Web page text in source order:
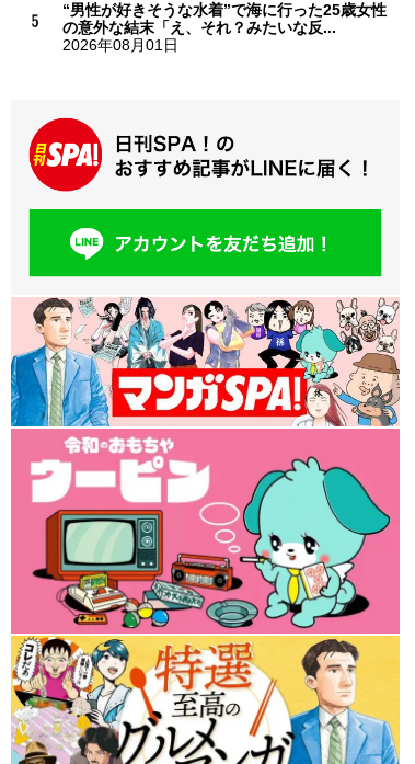
“男性が好きそうな水着”で海に行った25歳女性
の意外な結末「え、それ？みたいな反...
2026年08月01日